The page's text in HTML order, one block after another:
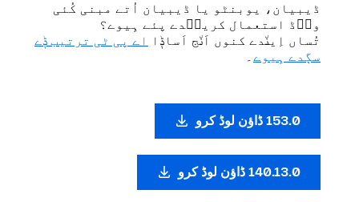
ڈیبیان، یوبنٹو یا ڈیبیان اُتے مبنی کُئی
ون٘ڈ استعمال کرین٘دے پئے ہِیوے؟
تُساں اِین٘دے کنوں اَن٘ج اَساݙا
اے پی ٹی ترتیب ݙے
سڳدے ہِیوے۔
153.0 ڈاؤن لوڈ کرو
140.13.0 ڈاؤن لوڈ کرو